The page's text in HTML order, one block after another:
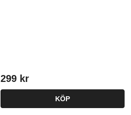
299 kr
KÖP